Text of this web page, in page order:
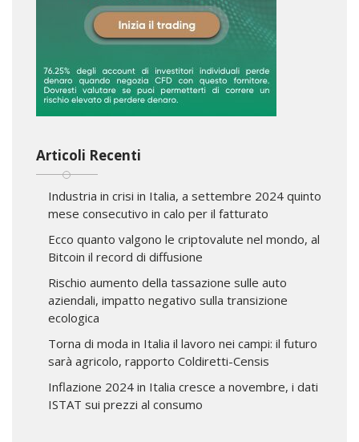
Articoli Recenti
Industria in crisi in Italia, a settembre 2024 quinto
mese consecutivo in calo per il fatturato
Ecco quanto valgono le criptovalute nel mondo, al
Bitcoin il record di diffusione
Rischio aumento della tassazione sulle auto
aziendali, impatto negativo sulla transizione
ecologica
Torna di moda in Italia il lavoro nei campi: il futuro
sarà agricolo, rapporto Coldiretti-Censis
Inflazione 2024 in Italia cresce a novembre, i dati
ISTAT sui prezzi al consumo